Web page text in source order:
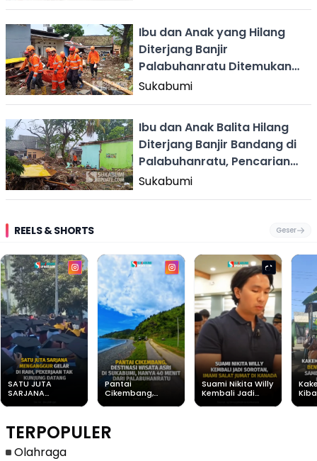
Ibu dan Anak yang Hilang
Diterjang Banjir
Palabuhanratu Ditemukan
Meninggal Berpelukan
Sukabumi
Ibu dan Anak Balita Hilang
Diterjang Banjir Bandang di
Palabuhanratu, Pencarian
Terus Dilakukan
Sukabumi
REELS & SHORTS Geser
SATU JUTA
SARJANA
KUNJUNG
DATANG
Pantai
Cikembang,
Dari
Palabuhanratu
Suami Nikita Willy
Kembali Jadi
TERPOPULER
Olahraga